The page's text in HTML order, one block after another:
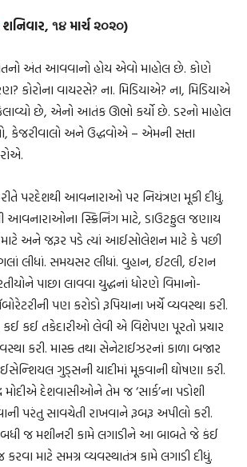
શનિવાર, ૧૪માર્ચ ૨૦૨૦)
અંત આવવાનો હોય એવો માહોલ છે. કોણે
કોરોના વાયરસે? ના. મિડિયાએ? ના, મિડિયાએ
છે, એનો આતંક ઊભો કર્યો છે. ડરનો માહોલ
કેજરીવાલો અને ઉદ્ધવોએ – એમની સત્તા
રીતે પરદેશથી આવનારાઓ પર નિયંત્રણ મૂકી દીધું.
આવનારાઓના સ્ક્રિનિંગ માટે, ડાઉટફુલ જણાય
માટે અને જરૂર પડે ત્યાં આઈસોલેશન માટે કે પછી
લીધાં. સમયસર લીધાં. વુહાન, ઈટલી, ઈરાન
પાછા લાવવા યુદ્ધનાં ધોરણે વિમાનો-
પણ કરોડો રૂપિયાના ખર્ચે વ્યવસ્થા કરી.
કઈ કઈ તકેદારીઓ લેવી એ વિશેપણ પૂરતો પ્રચાર
કરી. માસ્ક તથા સેનેટાઈઝરનાં કાળા બજાર
ગુડ્‌સની યાદીમાં મૂકવાની ઘોષણા કરી.
મોદીએ દેશવાસીઓને તેમ જ ‘સાર્ક’ના પડોશી
પરંતુ સાવચેતી રાખવાને રૂબરૂ અપીલો કરી.
બધી જ મશીનરી કામે લગાડીને આ બાબતે જે કંઈ
માટે સમગ્ર વ્યવસ્થાતંત્ર કામે લગાડી દીધું.